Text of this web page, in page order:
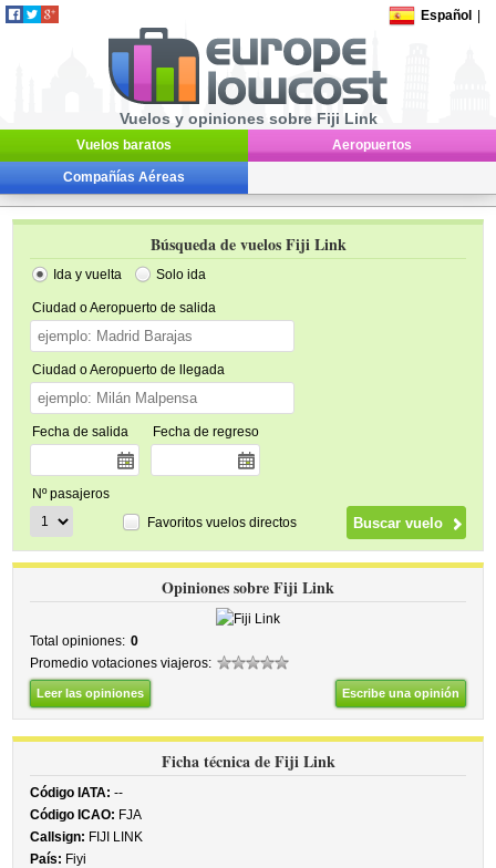
Español
Vuelos y opiniones sobre Fiji Link
Vuelos baratos Aeropuertos
Compañías Aéreas
Búsqueda de vuelos Fiji Link
Ida y vuelta Solo ida
Ciudad o Aeropuerto de salida
Ciudad o Aeropuerto de llegada
Fecha de salida Fecha de regreso
Nº pasajeros
Favoritos vuelos directos
Opiniones sobre Fiji Link
Total opiniones: 0
Promedio votaciones viajeros:
Leer las opiniones Escribe una opinión
Ficha técnica de Fiji Link
Código IATA: --
Código ICAO: FJA
Callsign: FIJI LINK
País: Fiyi